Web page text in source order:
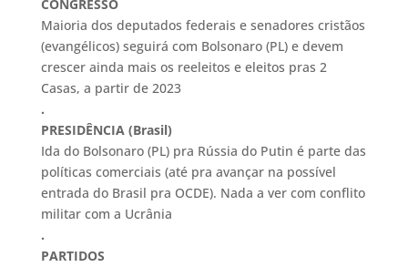
CONGRESSO
Maioria dos deputados federais e senadores cristãos
(evangélicos) seguirá com Bolsonaro (PL) e devem
crescer ainda mais os reeleitos e eleitos pras 2
Casas, a partir de 2023
.
PRESIDÊNCIA (Brasil)
Ida do Bolsonaro (PL) pra Rússia do Putin é parte das
políticas comerciais (até pra avançar na possível
entrada do Brasil pra OCDE). Nada a ver com conflito
militar com a Ucrânia
.
PARTIDOS